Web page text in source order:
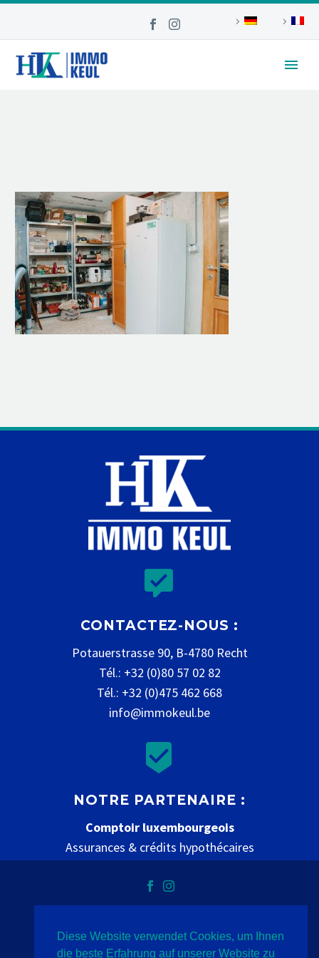


CONTACTEZ-NOUS :
Potauerstrasse 90, B-4780 Recht
Tél.: +32 (0)80 57 02 82
Tél.: +32 (0)475 462 668
info@immokeul.be


NOTRE PARTENAIRE :
Comptoir luxembourgeois
Assurances & crédits hypothécaires
Vie privée mentions légales contact
Diese Website verwendet Cookies, um Ihnen
die beste Erfahrung auf unserer Website zu